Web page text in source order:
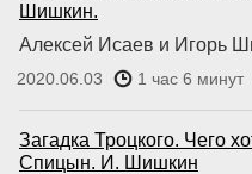
Шишкин.
Алексей Исаев и Игорь
2020.06.03 1 час 6 минут
Загадка Троцкого. Чего
Спицын. И. Шишкин